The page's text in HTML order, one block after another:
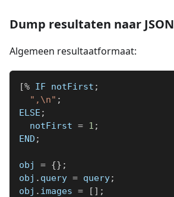
Dump resultaten naar JSON
Algemeen resultaatformaat:
[% IF notFirst ;
",\n" ;
ELSE ;
  notFirst
= 1 ;
END ;
obj = {} ;
obj . query = query;
obj . images = [ ] ;